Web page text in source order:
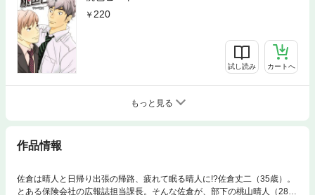
220
試し読み カートへ
もっと見る
作品情報
佐倉は晴人と日帰り出張の帰路、疲れて眠る晴人に!?佐倉丈二（35歳）。
とある保険会社の広報誌担当課長。そんな佐倉が、部下の桃山晴人（28